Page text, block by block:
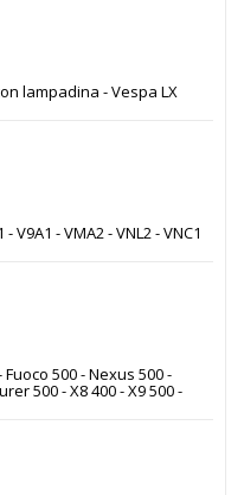
lampadina - Vespa LX
V9A1 - VMA2 - VNL2 - VNC1
500 - Nexus 500 -
500 - X8 400 - X9 500 -